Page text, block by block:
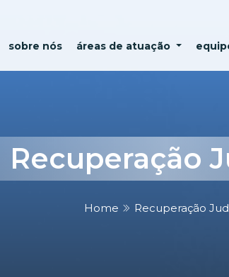
sobre nós áreas de atuação
Recuperação
Home Recuperação